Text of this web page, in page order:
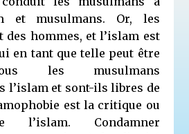
et musulmans. Or, les
des hommes, et l’islam est
en tant que telle peut être
les musulmans
l’islam et sont-ils libres de
est la critique ou
Condamner